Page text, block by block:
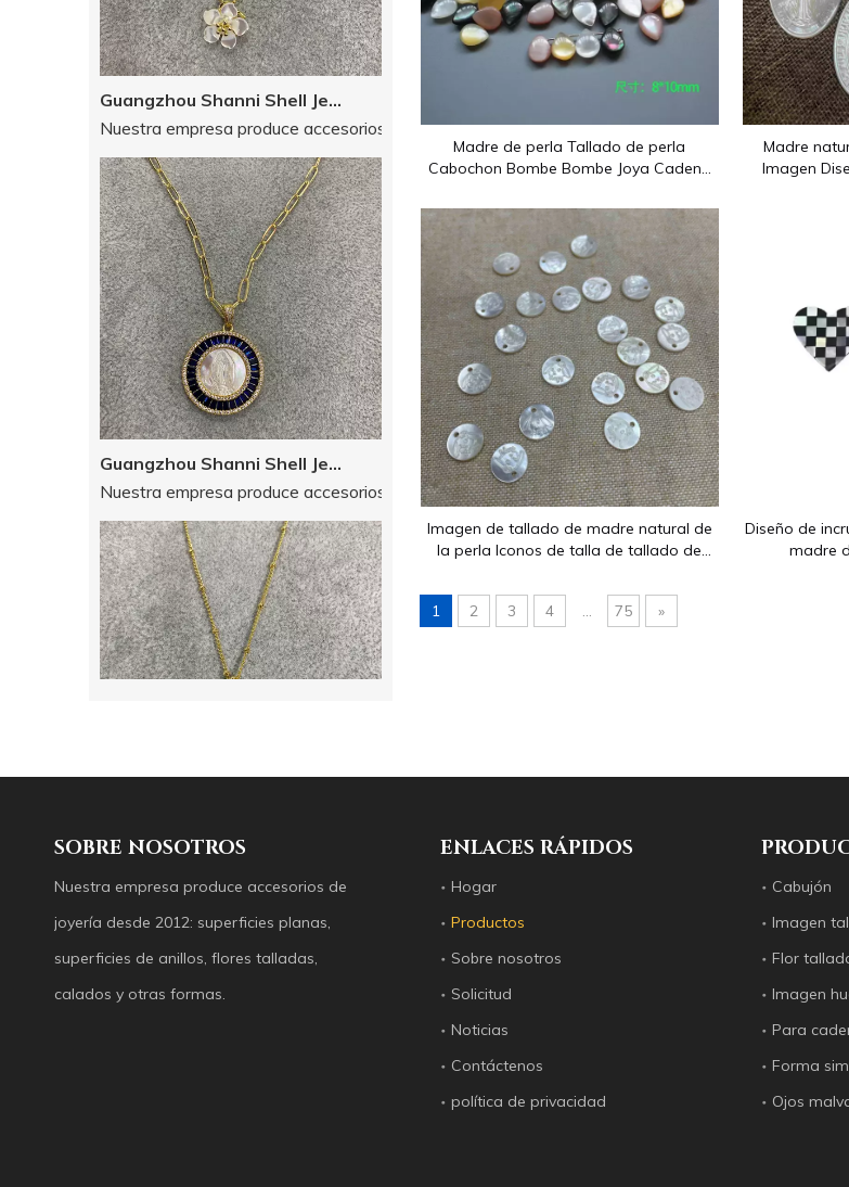
Guangzhou Shanni Shell Jewelry Limited Company
Nuestra empresa produce accesorios de joyería desde 2012: superficies planas, superficies de
Guangzhou Shanni Shell Jewelry Limited Company
Nuestra empresa produce accesorios de joyería desde 2012: superficies planas, superficies de
Nuestra empresa produce accesorios de joyería desde 2012: superficies planas, superficies de
Madre de perla Tallado de perla
Cabochon Bombe Bombe Joya Cadena
Madre
Imagen
Imagen de tallado de madre natural de
la perla Iconos de talla de tallado de
diseño láser para ararear
Diseño de
madre
1
2 3 4 ... 75 »
SOBRE NOSOTROS
Nuestra empresa produce accesorios de
joyería desde 2012: superficies planas,
superficies de anillos, flores talladas,
calados y otras formas.
ENLACES RÁPIDOS
Hogar
Productos
Sobre nosotros
Solicitud
Noticias
Contáctenos
política de privacidad
Cabujón
Imagen
Flor
Imagen
Para
Forma
Ojos